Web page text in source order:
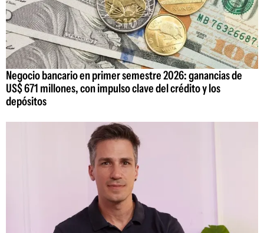
Negocio bancario en primer semestre 2026: ganancias de
US$ 671 millones, con impulso clave del crédito y los
depósitos